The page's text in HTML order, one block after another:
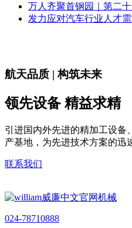
万人齐聚首钢园｜第二
发力应对汽车行业人才
航天品质 | 构筑未来
领先设备 精益求精
引进国内外先进的精加工设备
产基地，为先进技术方案的迅
联系我们
024-78710888